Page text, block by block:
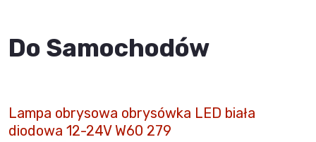
Do Samochodów
Lampa obrysowa obrysówka LED biała
diodowa 12-24V W60 279